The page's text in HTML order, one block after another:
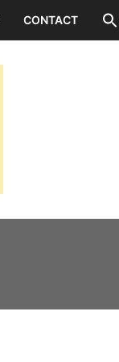
CONTACT